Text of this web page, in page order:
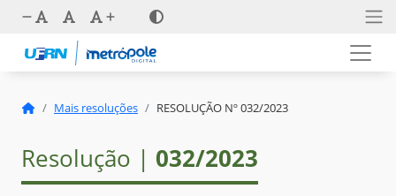
Mais resoluções RESOLUÇÃO Nº 032/2023
Resolução | 032/2023